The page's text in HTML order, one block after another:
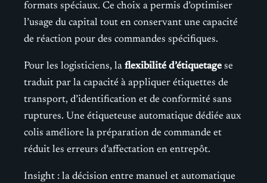
formats spéciaux. Ce choix a permis d’optimiser
l’usage du capital tout en conservant une capacité
de réaction pour des commandes spécifiques.
Pour les logisticiens, la flexibilité d’étiquetage se
traduit par la capacité à appliquer étiquettes de
transport, d’identification et de conformité sans
ruptures. Une étiqueteuse automatique dédiée aux
colis améliore la préparation de commande et
réduit les erreurs d’affectation en entrepôt.
Insight : la décision entre manuel et automatique